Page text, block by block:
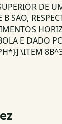
DE
B SAO,
E DADO
\ITEM